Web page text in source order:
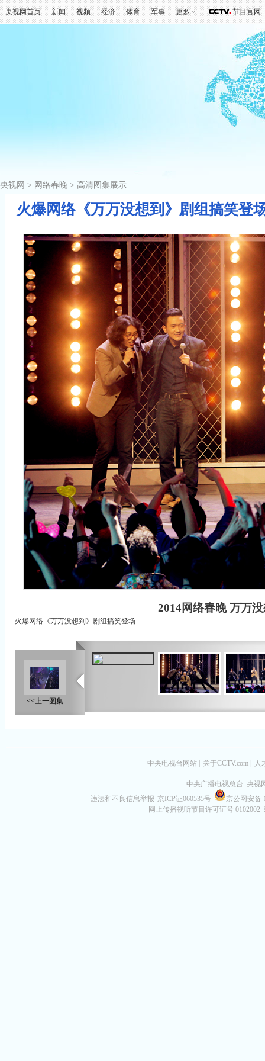
央视网首页 新闻 视频 经济 体育 军事 更多 节目官网
央视网 > 网络春晚 > 高清图集展示
火爆网络《万万没想到》剧组搞笑登
2014网络春晚 万万
火爆网络《万万没想到》剧组搞笑登场
<<上一图集
中央电视台网站 关于CCTV.com 人
中央广播电视总台 央视
违法和不良信息举报 京ICP证060535号
京公网安备
网上传播视听节目许可证号 0102002